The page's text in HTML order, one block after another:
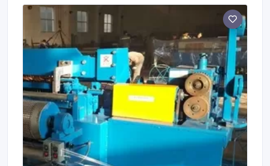
(1190*7180*220) m=2, 53т.